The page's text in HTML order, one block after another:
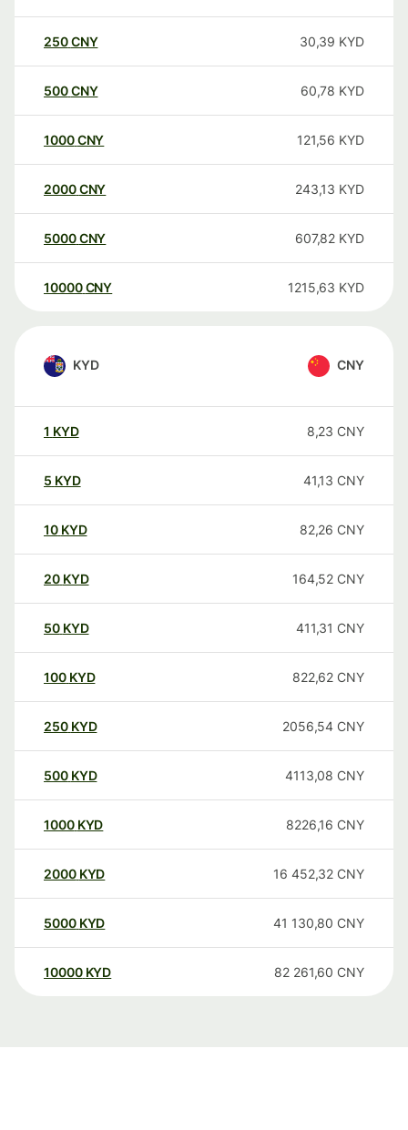
250CNY 30,39 KYD
500CNY 60,78 KYD
1000CNY 121,56 KYD
2000CNY 243,13 KYD
5000CNY 607,82 KYD
10000 CNY 1215,63 KYD
KYD CNY
1 KYD 8,23 CNY
5 KYD 41,13 CNY
10 KYD 82,26 CNY
20 KYD 164,52 CNY
50 KYD 411,31 CNY
100 KYD 822,62 CNY
250 KYD 2056,54 CNY
500 KYD 4113,08 CNY
1000 KYD 8226,16 CNY
2000 KYD 16 452,32 CNY
5000 KYD 41 130,80 CNY
10000 KYD 82 261,60 CNY